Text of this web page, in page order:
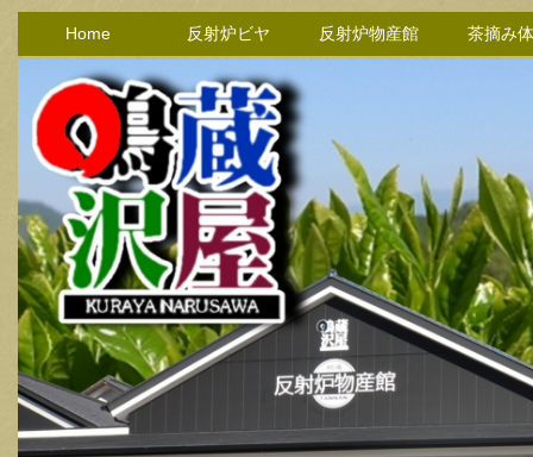
Home 反射炉ビヤ 反射炉物産館 茶摘み